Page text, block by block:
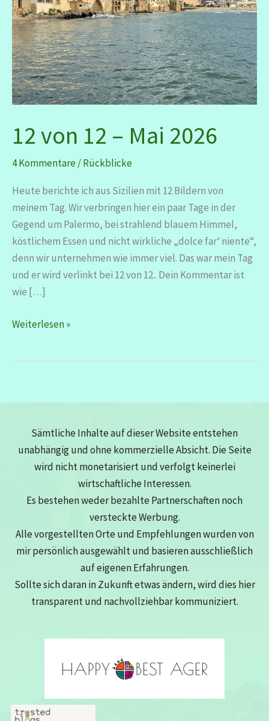
12 von 12 – Mai 2026
4 Kommentare/Rückblicke
Heute berichte ich aus Sizilien mit 12 Bildern von
meinem Tag. Wir verbringen hier ein paar Tage in der
Gegend um Palermo, bei strahlend blauem Himmel,
köstlichem Essen und nicht wirkliche „dolce far‘ niente“,
denn wir unternehmen wie immer viel. Das war mein Tag
und er wird verlinkt bei 12 von 12.. Dein Kommentar ist
wie […]
12
Weiterlesen »
Sämtliche Inhalte auf dieser Website entstehen
unabhängig und ohne kommerzielle Absicht. Die Seite
wird nicht monetarisiert und verfolgt keinerlei
wirtschaftliche Interessen.
Es bestehen weder bezahlte Partnerschaften noch
versteckte Werbung.
Alle vorgestellten Orte und Empfehlungen wurden von
mir persönlich ausgewählt und basieren ausschließlich
auf eigenen Erfahrungen.
Sollte sich daran in Zukunft etwas ändern, wird dies hier
transparent und nachvollziehbar kommuniziert.